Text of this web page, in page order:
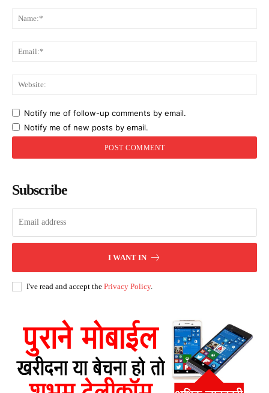
Notify me of follow-up comments by email.
Notify me of new posts by email.
Subscribe
I WANT IN
I've read and accept the Privacy Policy.